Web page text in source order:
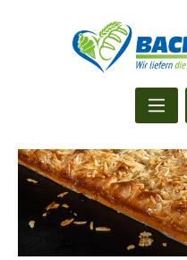
Herzlich